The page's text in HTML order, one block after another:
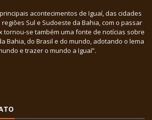
acontecimentos de Iguaí, das cidades
Sul e Sudoeste da Bahia, com o passar
tornou-se também uma fonte de notícias sobre
Bahia, do Brasil e do mundo, adotando o lema
e trazer o mundo a Iguaí”.